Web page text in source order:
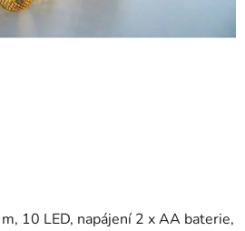
10 LED, napájení 2 x AA baterie,